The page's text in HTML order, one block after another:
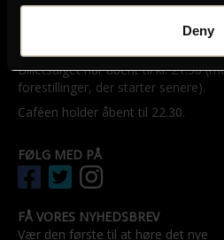
Deny
ÅBNINGSTIDER
Grands billetsalg og café åbner en
Billetsalget har åbent til kl. 21.30
forestillinger, der starter senere).
Caféen holder åbent til 22.30.
FØLG MED PÅ
FÅ VORES NYHEDSBREV
Vær den første til at høre det nye